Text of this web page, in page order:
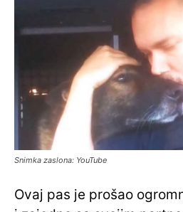
Snimka zaslona: YouTube
Ovaj pas je prošao